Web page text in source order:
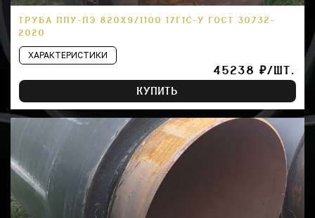
ТРУБА ППУ-ПЭ 820Х9/1100 17Г1С-У ГОСТ 30732-
2020
ХАРАКТЕРИСТИКИ
45238 ₽/ШТ.
КУПИТЬ